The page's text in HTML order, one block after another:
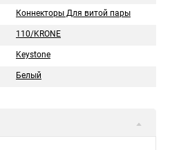
Коннекторы Для витой пары
110/KRONE
Keystone
Белый